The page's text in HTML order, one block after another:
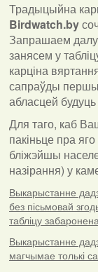
Традыцыйна
Birdwatch.by
Запрашаем
занясем у
карціна
сапраўды
абласцей будуць
Для таго, каб
пакіньце пра
бліжэйшы
назірання) у
Выкарыстанне
без пісьмовай
табліцу
Выкарыстанне
магчымае толькі